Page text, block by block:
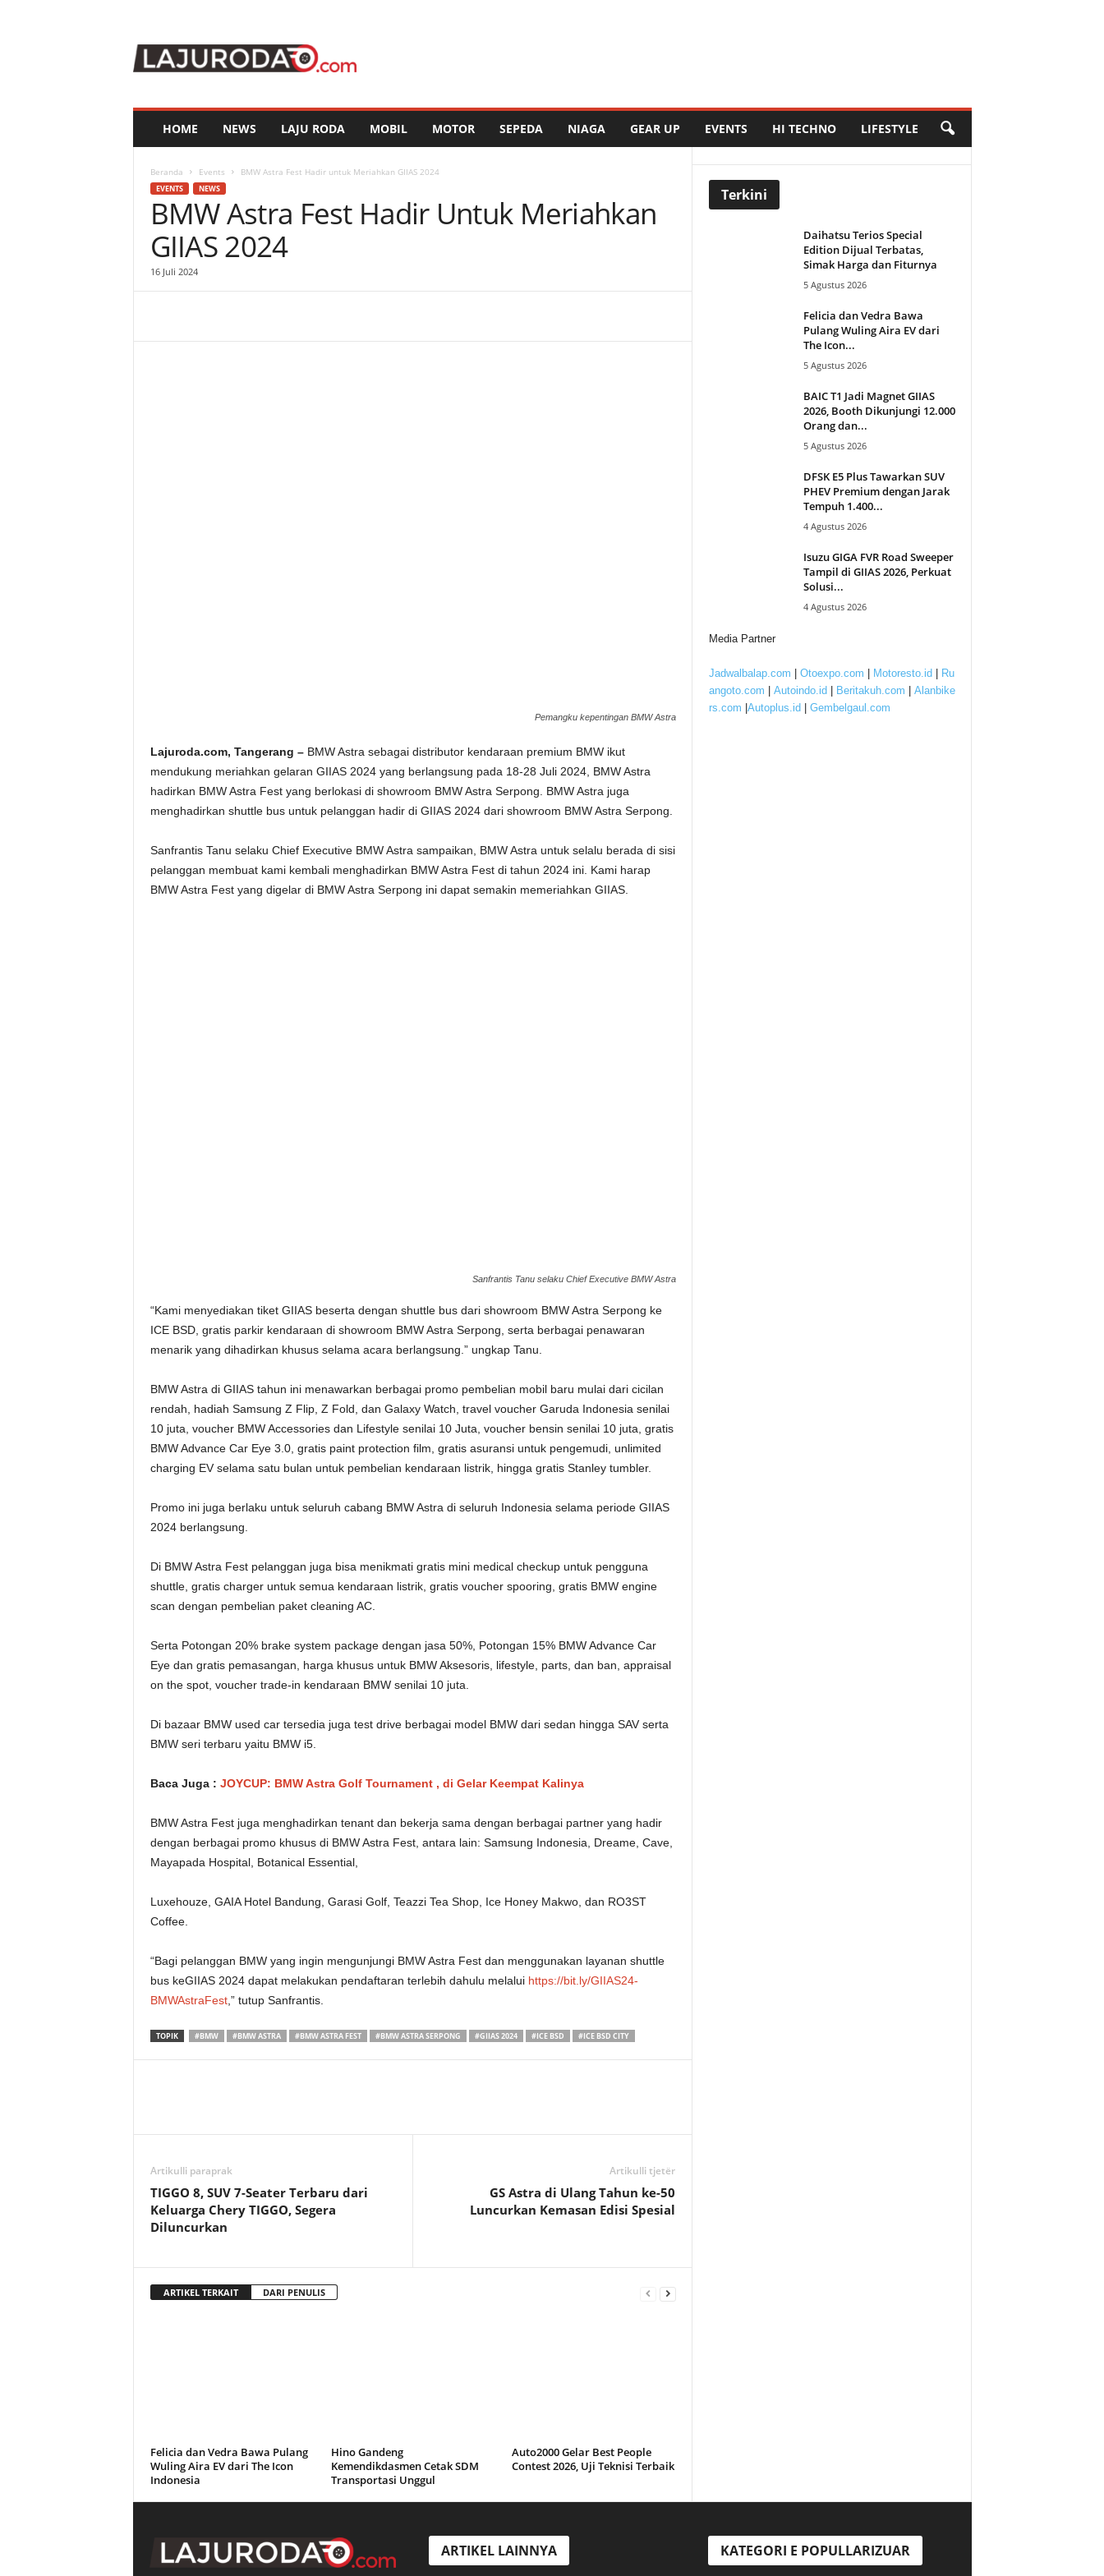
u
HOME NEWS LAJU RODA MOBIL MOTOR SEPEDA NIAGA GEAR UP EVENTS HI TECHNO LIFESTYLE
Beranda Events BMW Astra Fest Hadir untuk Meriahkan GIIAS 2024
EVENTS NEWS
BMW Astra Fest Hadir Untuk Meriahkan
GIIAS 2024
16 Juli 2024
Pemangku kepentingan BMW Astra
Lajuroda.com, Tangerang – BMW Astra sebagai distributor kendaraan premium BMW ikut
mendukung meriahkan gelaran GIIAS 2024 yang berlangsung pada 18-28 Juli 2024, BMW Astra
hadirkan BMW Astra Fest yang berlokasi di showroom BMW Astra Serpong. BMW Astra juga
menghadirkan shuttle bus untuk pelanggan hadir di GIIAS 2024 dari showroom BMW Astra Serpong.
Sanfrantis Tanu selaku Chief Executive BMW Astra sampaikan, BMW Astra untuk selalu berada di sisi
pelanggan membuat kami kembali menghadirkan BMW Astra Fest di tahun 2024 ini. Kami harap
BMW Astra Fest yang digelar di BMW Astra Serpong ini dapat semakin memeriahkan GIIAS.
Sanfrantis Tanu selaku Chief Executive BMW Astra
“Kami menyediakan tiket GIIAS beserta dengan shuttle bus dari showroom BMW Astra Serpong ke
ICE BSD, gratis parkir kendaraan di showroom BMW Astra Serpong, serta berbagai penawaran
menarik yang dihadirkan khusus selama acara berlangsung.” ungkap Tanu.
BMW Astra di GIIAS tahun ini menawarkan berbagai promo pembelian mobil baru mulai dari cicilan
rendah, hadiah Samsung Z Flip, Z Fold, dan Galaxy Watch, travel voucher Garuda Indonesia senilai
10 juta, voucher BMW Accessories dan Lifestyle senilai 10 Juta, voucher bensin senilai 10 juta, gratis
BMW Advance Car Eye 3.0, gratis paint protection film, gratis asuransi untuk pengemudi, unlimited
charging EV selama satu bulan untuk pembelian kendaraan listrik, hingga gratis Stanley tumbler.
Promo ini juga berlaku untuk seluruh cabang BMW Astra di seluruh Indonesia selama periode GIIAS
2024 berlangsung.
Di BMW Astra Fest pelanggan juga bisa menikmati gratis mini medical checkup untuk pengguna
shuttle, gratis charger untuk semua kendaraan listrik, gratis voucher spooring, gratis BMW engine
scan dengan pembelian paket cleaning AC.
Serta Potongan 20% brake system package dengan jasa 50%, Potongan 15% BMW Advance Car
Eye dan gratis pemasangan, harga khusus untuk BMW Aksesoris, lifestyle, parts, dan ban, appraisal
on the spot, voucher trade-in kendaraan BMW senilai 10 juta.
Di bazaar BMW used car tersedia juga test drive berbagai model BMW dari sedan hingga SAV serta
BMW seri terbaru yaitu BMW i5.
Baca Juga : JOYCUP: BMW Astra Golf Tournament , di Gelar Keempat Kalinya
BMW Astra Fest juga menghadirkan tenant dan bekerja sama dengan berbagai partner yang hadir
dengan berbagai promo khusus di BMW Astra Fest, antara lain: Samsung Indonesia, Dreame, Cave,
Mayapada Hospital, Botanical Essential,
Luxehouze, GAIA Hotel Bandung, Garasi Golf, Teazzi Tea Shop, Ice Honey Makwo, dan RO3ST
Coffee.
“Bagi pelanggan BMW yang ingin mengunjungi BMW Astra Fest dan menggunakan layanan shuttle
bus keGIIAS 2024 dapat melakukan pendaftaran terlebih dahulu melalui https://bit.ly/GIIAS24-
BMWAstraFest,” tutup Sanfrantis.
TOPIK #BMW #BMW ASTRA #BMW ASTRA FEST #BMW ASTRA SERPONG #GIIAS 2024 #ICE BSD #ICE BSD CITY
Artikulli paraprak
TIGGO 8, SUV 7-Seater Terbaru dari
Keluarga Chery TIGGO, Segera
Diluncurkan
Artikulli tjetër
GS Astra di Ulang Tahun ke-50
Luncurkan Kemasan Edisi Spesial
ARTIKEL TERKAIT DARI PENULIS
Felicia dan Vedra Bawa Pulang
Wuling Aira EV dari The Icon
Indonesia
Hino Gandeng
Kemendikdasmen Cetak SDM
Transportasi Unggul
Auto2000 Gelar Best People
Contest 2026, Uji Teknisi Terbaik
Terkini
Daihatsu Terios Special
Edition Dijual Terbatas,
Simak Harga dan Fiturnya
5 Agustus 2026
Felicia dan Vedra Bawa
Pulang Wuling Aira EV dari
The Icon...
5 Agustus 2026
BAIC T1 Jadi Magnet GIIAS
2026, Booth Dikunjungi 12.000
Orang dan...
5 Agustus 2026
DFSK E5 Plus Tawarkan SUV
PHEV Premium dengan Jarak
Tempuh 1.400...
4 Agustus 2026
Isuzu GIGA FVR Road Sweeper
Tampil di GIIAS 2026, Perkuat
Solusi...
4 Agustus 2026
Media Partner
Jadwalbalap.com Otoexpo.com Motoresto.id
Ru
angoto.com
Autoindo.id Beritakuh.com
Alanbike
rs.com Autoplus.id Gembelgaul.com
ARTIKEL LAINNYA KATEGORI E POPULLARIZUAR